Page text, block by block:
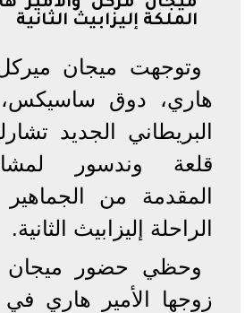
ميجان مركل والأمير
الملكة إليزابيث الثانية
وتوجهت ميجان ميركل
هاري، دوق
البريطاني الجديد
قلعة وندسور
المقدمة من الجماهير
الراحلة إليزابيث الثانية.
وحظي حضور ميجان
زوجها الأمير هاري